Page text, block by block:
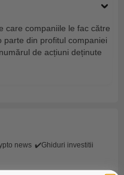
care companiile le fac către
parte din profitul companiei
de acțiuni deținute
news ✔️Ghiduri investitii